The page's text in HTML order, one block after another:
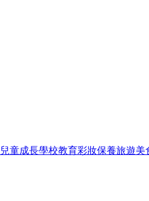
兒童成長學校教育彩妝保養旅遊美